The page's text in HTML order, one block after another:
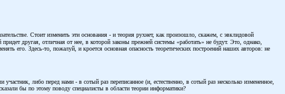
Стоит изменить эти основания - и теория рухнет, как произошло, скажем, с эвклидовой
другая, отличная от нее, в которой законы прежней системы «работать» не будут. Это, однако,
его. Здесь-то, пожалуй, и кроется основная опасность теоретических построений наших авторов: не
либо перед нами - в сотый раз переписанное (и, естественно, в сотый раз несколько измененное,
бы по этому поводу специалисты в области теории информатики?